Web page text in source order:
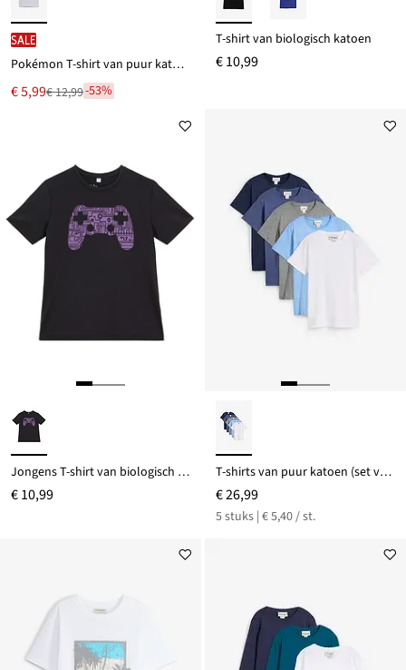
SALE
Pokémon T-shirt van puur katoen
Nu
voor
€ 5,99
Van € 12,99-53%
T-shirt van biologisch katoen
€ 10,99
Jongens T-shirt van biologisch katoen
€ 10,99
T-shirts van puur katoen (set van 5)
€ 26,99
5 stuks | € 5,40 / st.